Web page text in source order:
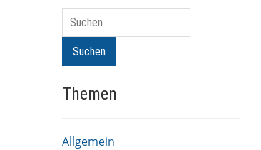
Suchen
Suchen
Themen
Allgemein